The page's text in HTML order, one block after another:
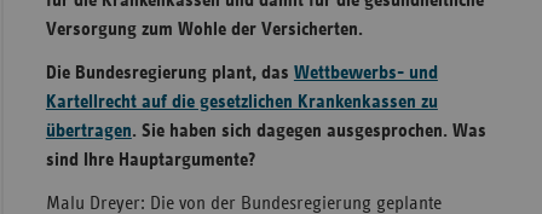
Versorgung zum Wohle der Versicherten.
Die Bundesregierung plant, das Wettbewerbs- und
Kartellrecht auf die gesetzlichen Krankenkassen zu
übertragen. Sie haben sich dagegen ausgesprochen. Was
sind Ihre Hauptargumente?
Malu Dreyer: Die von der Bundesregierung geplante